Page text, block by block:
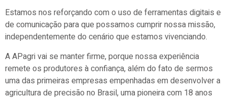
Estamos nos reforçando com o uso de ferramentas digitais e
de comunicação para que possamos cumprir nossa missão,
independentemente do cenário que estamos vivenciando.
A APagri vai se manter firme, porque nossa experiência
remete os produtores à confiança, além do fato de sermos
uma das primeiras empresas empenhadas em desenvolver a
agricultura de precisão no Brasil, uma pioneira com 18 anos